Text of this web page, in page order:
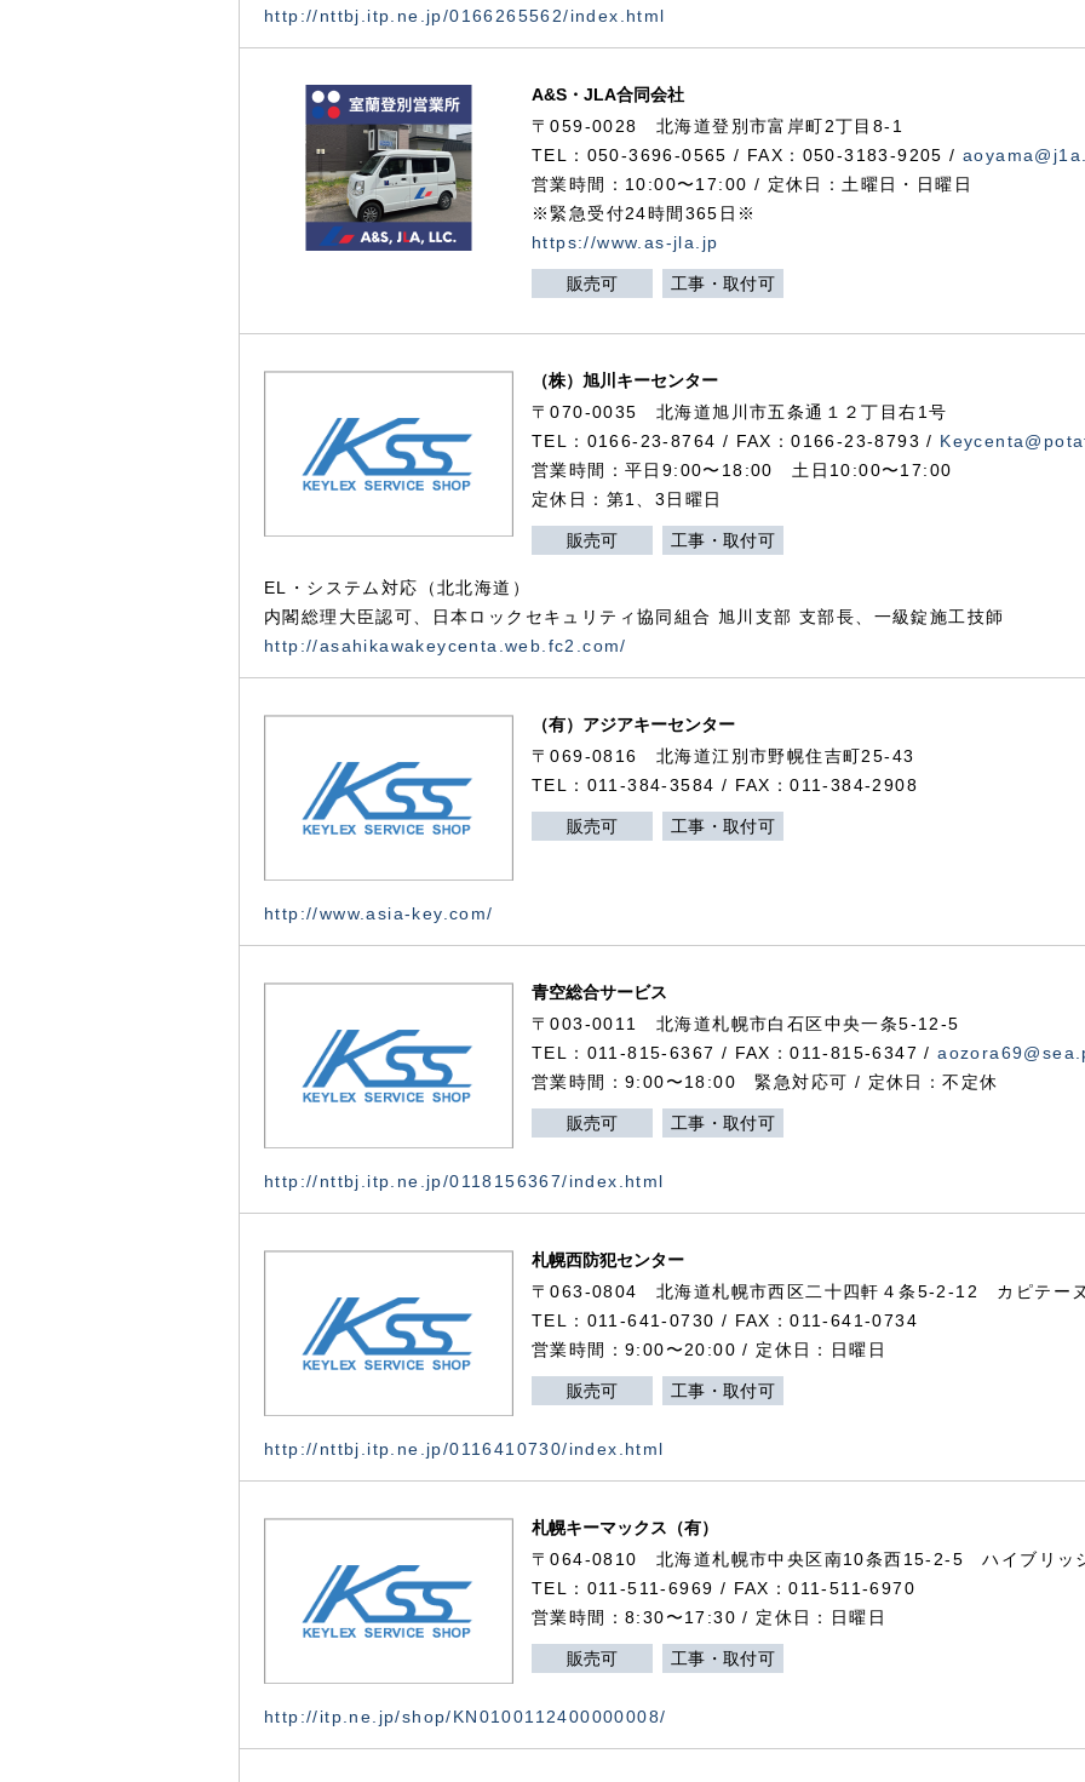
http://nttbj.itp.ne.jp/0166265562/index.html
A&S・JLA合同会社
〒059-0028北海道登別市富岸町2丁目 8-1
TEL：050-3696-0565 / FAX：050-3183-9205 /
営業時間：10:00〜17:00 / 定休日：土曜日・日曜日
※緊急受付24時間365日※
https://www.as-jla.jp
販売可 工事・取付可
（株）旭川キーセンター
〒070-0035 北海道旭川市五条通１２丁目右1号
TEL：0166-23-8764 / FAX：0166-23-8793 /
営業時間：平日9:00〜18:00 土日10:00〜17:00
定休日：第1、3日曜日
販売可 工事・取付可
EL・システム対応（北北海道）
内閣総理大臣認可、日本ロックセキュリティ協同組合 旭川支部 支部長、一級錠施工技師
http://asahikawakeycenta.web.fc2.com/
（有）アジアキーセンター
〒069-0816 北海道江別市野幌住吉町25-43
TEL：011-384-3584 / FAX：011-384-2908
販売可 工事・取付可
http://www.asia-key.com/
青空総合サービス
〒003-0011 北海道札幌市白石区中央一条5-12-5
TEL：011-815-6367 / FAX：011-815-6347 /
営業時間：9:00〜18:00 緊急対応可 / 定休日：不定休
販売可 工事・取付可
http://nttbj.itp.ne.jp/0118156367/index.html
札幌西防犯センター
〒063-0804 北海道札幌市西区二十四軒４条5-2-12 カピテー
TEL：011-641-0730 / FAX：011-641-0734
営業時間：9:00〜20:00 / 定休日：日曜日
販売可 工事・取付可
http://nttbj.itp.ne.jp/0116410730/index.html
札幌キーマックス（有）
〒064-0810 北海道札幌市中央区南10条西15-2-5 ハイブリッ
TEL：011-511-6969 / FAX：011-511-6970
営業時間：8:30〜17:30 / 定休日：日曜日
販売可 工事・取付可
http://itp.ne.jp/shop/KN0100112400000008/